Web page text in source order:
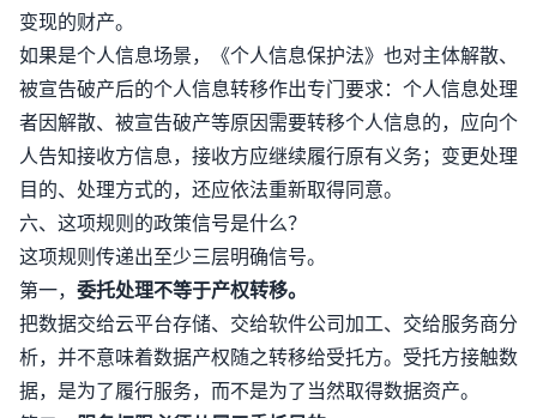
变现的财产。
如果是个人信息场景，《个人信息保护法》也对主体解散、
被宣告破产后的个人信息转移作出专门要求：个人信息处理
者因解散、被宣告破产等原因需要转移个人信息的，应向个
人告知接收方信息，接收方应继续履行原有义务；变更处理
目的、处理方式的，还应依法重新取得同意。
六、这项规则的政策信号是什么？
这项规则传递出至少三层明确信号。
第一， 委托处理不等于产权转移。
把数据交给云平台存储、交给软件公司加工、交给服务商分
析，并不意味着数据产权随之转移给受托方。受托方接触数
据，是为了履行服务，而不是为了当然取得数据资产。